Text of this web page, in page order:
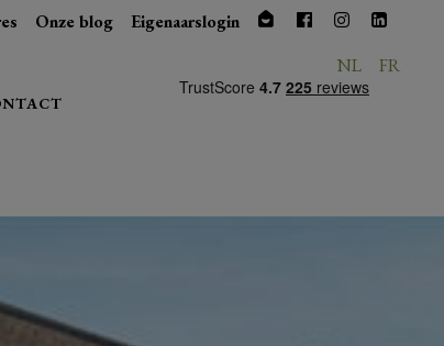
Onze blog Eigenaarslogin
NL FR